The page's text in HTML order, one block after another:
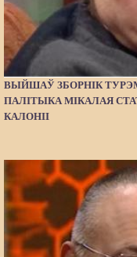
ВЫЙШАЎ ЗБОРНІК
ПАЛІТЫКА МІКАЛАЯ
КАЛОНІІ